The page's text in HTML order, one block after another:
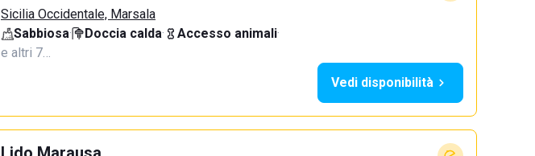
Sicilia Occidentale, Marsala
Sabbiosa· Doccia calda· Accesso animali·
e altri 7…
Vedi disponibilità